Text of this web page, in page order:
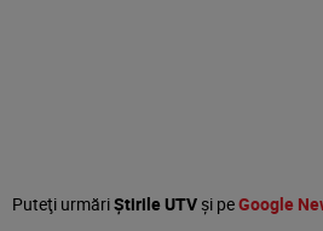
Puteţi urmăriȘtirile UTVşi peGoogle